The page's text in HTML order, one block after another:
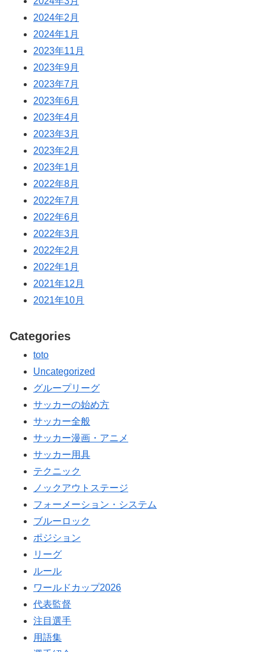
2024年2月
2024年1月
2023年11月
2023年9月
2023年7月
2023年6月
2023年4月
2023年3月
2023年2月
2023年1月
2022年8月
2022年7月
2022年6月
2022年3月
2022年2月
2022年1月
2021年12月
2021年10月
Categories
toto
Uncategorized
グループリーグ
サッカーの始め方
サッカー全般
サッカー漫画・アニメ
サッカー用具
テクニック
ノックアウトステージ
フォーメーション・システム
ブルーロック
ポジション
リーグ
ルール
ワールドカップ2026
代表監督
注目選手
用語集